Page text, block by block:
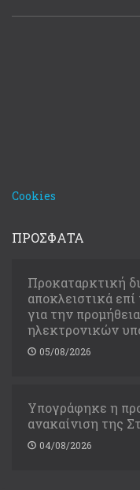
Cookies
ΠΡΟΣΦΑΤΑ
Προκαταρκτική
αποκλειστικά
για την
ηλεκτρονικών
05/08/2026
Υπογράφηκε η
ανακαίνιση της
04/08/2026